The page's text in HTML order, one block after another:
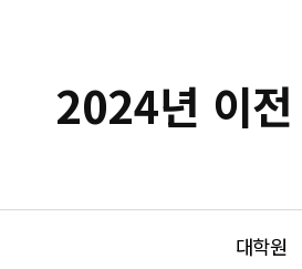
2024년 이
대학원